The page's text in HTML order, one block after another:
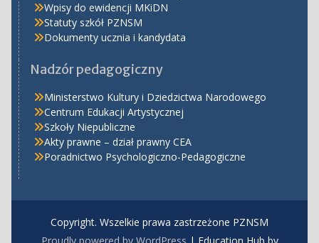
Wpisy do ewidencji MKiDN
Statuty szkół PZNSM
Dokumenty ucznia i kandydata
Nadzór pedagogiczny
Ministerstwo Kultury i Dziedzictwa Narodowego
Centrum Edukacji Artystycznej
Szkoły Niepubliczne
Akty prawne – dział prawny CEA
Poradnictwo Psychologiczno-Pedagogiczne
Copyright. Wszelkie prawa zastrzeżone PZNSM